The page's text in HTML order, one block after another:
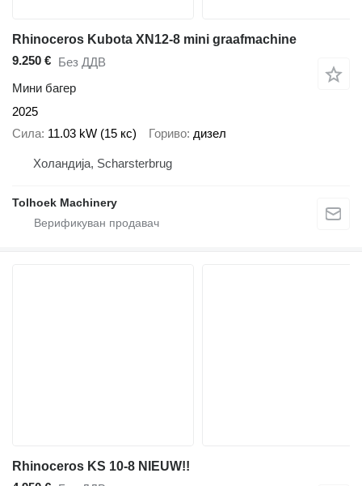
Rhinoceros Kubota XN12-8 mini graafmachine
9.250 € Без ДДВ
Мини багер
2025
Сила 11.03 kW (15 кс) Гориво дизел
Холандија, Scharsterbrug
Tolhoek Machinery
Rhinoceros KS 10-8 NIEUW!!